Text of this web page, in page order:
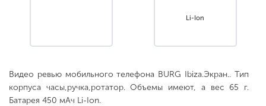
Li-Ion
Видео ревью мобильного телефона BURG Ibiza.Экран.. Тип
корпуса часы,ручка,ротатор. Объемы имеют, а вес 65 г.
Батарея 450 мАч Li-Ion.